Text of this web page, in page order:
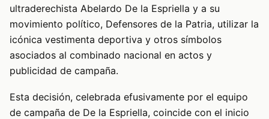
ultraderechista Abelardo De la Espriella y a su
movimiento político, Defensores de la Patria, utilizar la
icónica vestimenta deportiva y otros símbolos
asociados al combinado nacional en actos y
publicidad de campaña.
Esta decisión, celebrada efusivamente por el equipo
de campaña de De la Espriella, coincide con el inicio